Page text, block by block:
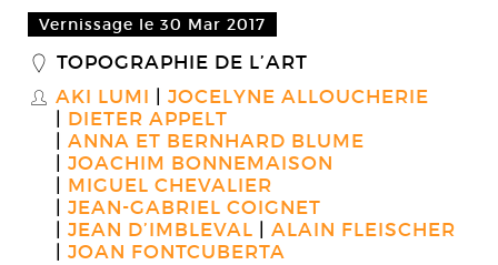
Vernissage le 30 Mar 2017
_ TOPOGRAPHIE DE L’ART
S AKI LUMI
JOCELYNE ALLOUCHERIE
DIETER APPELT
ANNA ET BERNHARD BLUME
JOACHIM BONNEMAISON
MIGUEL CHEVALIER
JEAN-GABRIEL COIGNET
JEAN D’IMBLEVAL
ALAIN FLEISCHER
JOAN FONTCUBERTA